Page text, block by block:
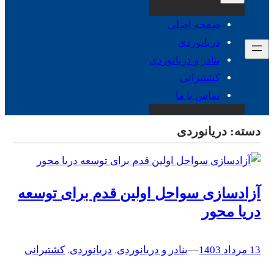
صفحه اصلی
دریانوردی
بنادر و دریانوردی
کشتیرانی
تماس با ما
دسته: دریانوردی
آزادسازی سواحل اولین قدم برای توسعه
دریا محور
13 مرداد 1403 –
–بنادر و دریانوردی, دریانوردی, کشتیرانی